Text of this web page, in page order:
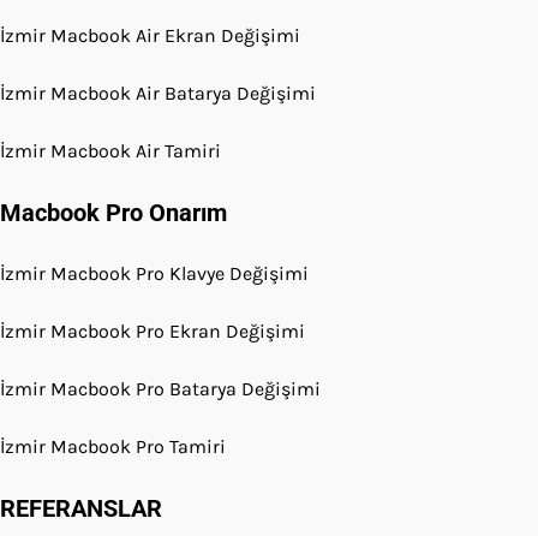
İzmir Macbook Air Ekran Değişimi
İzmir Macbook Air Batarya Değişimi
İzmir Macbook Air Tamiri
Macbook Pro Onarım
İzmir Macbook Pro Klavye Değişimi
İzmir Macbook Pro Ekran Değişimi
İzmir Macbook Pro Batarya Değişimi
İzmir Macbook Pro Tamiri
REFERANSLAR